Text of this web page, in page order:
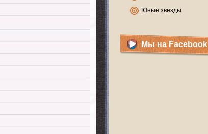
Юные звезды
Мы на Facebook